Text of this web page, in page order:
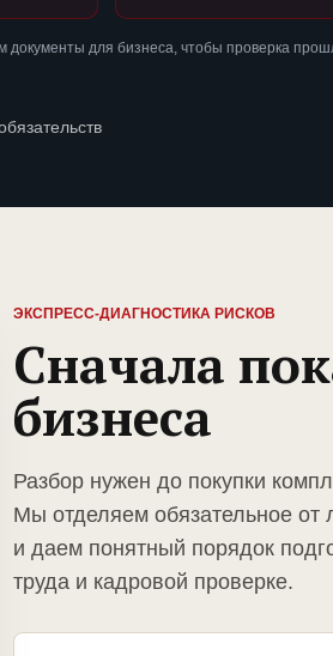
для бизнеса, чтобы проверка
ЭКСПРЕСС-ДИАГНОСТИКА РИСКОВ
Сначала
бизнеса
Разбор нужен до покупки
Мы отделяем обязательное
и даем понятный порядок
труда и кадровой проверке.